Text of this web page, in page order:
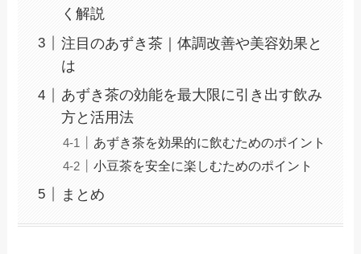
く解説
注目のあずき茶｜体調改善や美容効果と
は
あずき茶の効能を最大限に引き出す飲み
方と活用法
あずき茶を効果的に飲むためのポイント
小豆茶を安全に楽しむためのポイント
まとめ